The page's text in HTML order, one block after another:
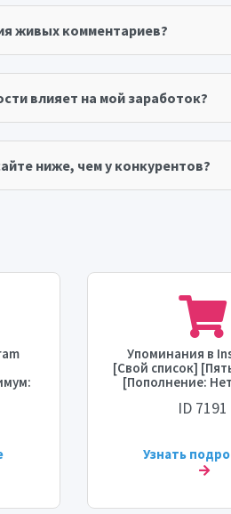
живых комментариев?
влияет на мой заработок?
ниже, чем у конкурентов?
Упоминания в
[Свой список]
[Пополнение:
старта: 0-10
[Скорость: 10-20
ID 7191
Узнать